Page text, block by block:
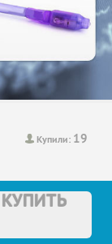
Купили: 19
КУПИТЬ